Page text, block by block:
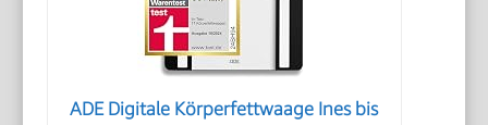
ADE Digitale Körperfettwaage Ines bis